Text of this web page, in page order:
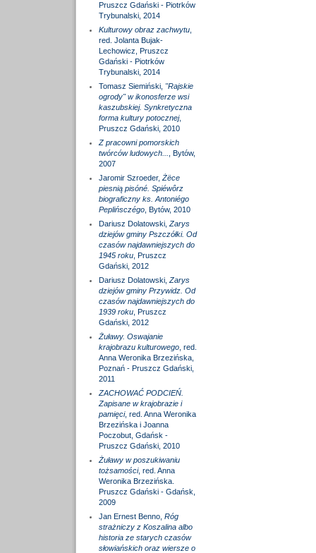
Pruszcz Gdański - Piotrków
Trybunalski, 2014
Kulturowy obraz zachwytu,
red. Jolanta Bujak-
Lechowicz, Pruszcz
Gdański - Piotrków
Trybunalski, 2014
Tomasz Siemiński, "Rajskie
ogrody" w ikonosferze wsi
kaszubskiej. Synkretyczna
forma kultury potocznej,
Pruszcz Gdański, 2010
Z pracowni pomorskich
twórców ludowych...
, Bytów,
2007
Jaromir Szroeder, Żëce
piesnią pisóné. Spiéwôrz
biograficzny ks. Antoniégo
Peplińsczégo, Bytów, 2010
Dariusz Dolatowski, Zarys
dziejów gminy Pszczółki. Od
czasów najdawniejszych do
1945 roku, Pruszcz
Gdański, 2012
Dariusz Dolatowski, Zarys
dziejów gminy Przywidz. Od
czasów najdawniejszych do
1939 roku, Pruszcz
Gdański, 2012
Żuławy. Oswajanie
krajobrazu kulturowego, red.
Anna Weronika Brzezińska,
Poznań - Pruszcz Gdański,
2011
ZACHOWAĆ PODCIEŃ.
Zapisane w krajobrazie i
pamięci, red. Anna Weronika
Brzezińska i Joanna
Poczobut, Gdańsk -
Pruszcz Gdański, 2010
Żuławy w poszukiwaniu
tożsamości, red. Anna
Weronika Brzezińska.
Pruszcz Gdański - Gdańsk,
2009
Jan Ernest Benno, Róg
strażniczy z Koszalina albo
historia ze starych czasów
słowiańskich oraz wiersze o